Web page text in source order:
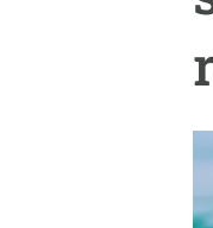
Infraestructures
Equitat,